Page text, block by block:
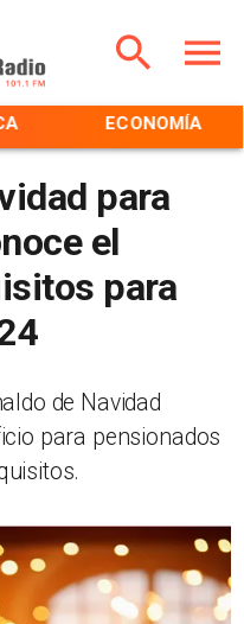
ECONOMÍA
para
el
para
de Navidad
para pensionados